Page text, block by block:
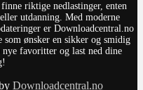
riktige nedlastinger, enten
utdanning. Med moderne
er Downloadcentral.no
ønsker en sikker og smidig
favoritter og last ned dine
Downloadcentral.no